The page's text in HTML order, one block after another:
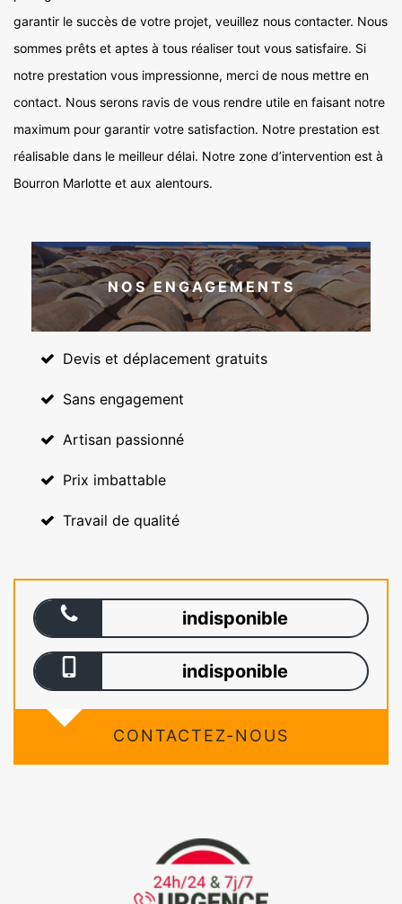
garantir le succès de votre projet, veuillez nous contacter. Nous
sommes prêts et aptes à tous réaliser tout vous satisfaire. Si
notre prestation vous impressionne, merci de nous mettre en
contact. Nous serons ravis de vous rendre utile en faisant notre
maximum pour garantir votre satisfaction. Notre prestation est
réalisable dans le meilleur délai. Notre zone d’intervention est à
Bourron Marlotte et aux alentours.
NOS ENGAGEMENTS
Devis et déplacement gratuits
Sans engagement
Artisan passionné
Prix imbattable
Travail de qualité
indisponible
indisponible
CONTACTEZ-NOUS